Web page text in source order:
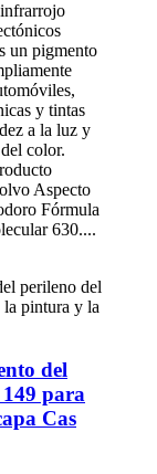
un pigmento
y tintas
a la luz y
color.
Aspecto
Fórmula
630....
del
para
Cas